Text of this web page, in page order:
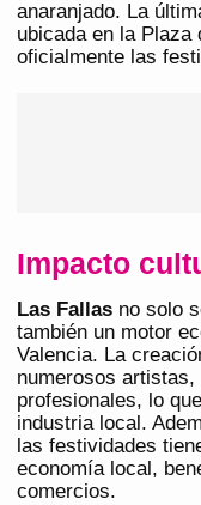
anaranjado. La
ubicada en la Plaza
oficialmente las
Impacto
Las Fallas no solo
también un motor
Valencia. La
numerosos
profesionales, lo
industria local.
las festividades
economía local,
comercios​.